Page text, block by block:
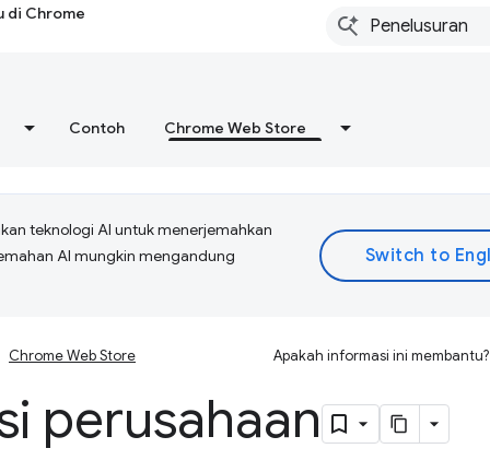
di Chrome
Contoh Chrome Web Store
teknologi AI untuk menerjemahkan
AI mungkin mengandung
Chrome Web Store Apakah informasi ini membantu?
perusahaan